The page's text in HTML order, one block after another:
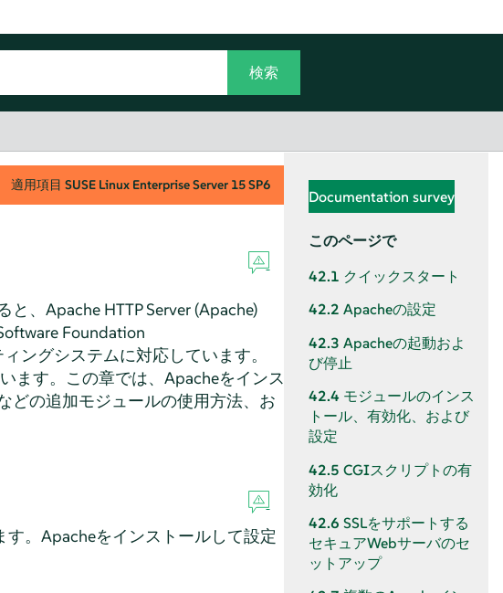
適用項目 SUSE Linux Enterprise Server 15 SP6
と、Apache HTTP Server (Apache)
Foundation
ングシステムに対応しています。
ます。この章では、Apacheをインス
どの追加モジュールの使用方法、お
。Apacheをインストールして設定
Documentation survey
このページで
42.1 クイックスタート
42.2 Apacheの設定
42.3 Apacheの起動およ
び停止
42.4 モジュールのインス
トール、有効化、および
設定
42.5 CGIスクリプトの有
効化
42.6 SSLをサポートする
セキュアWebサーバのセ
ットアップ